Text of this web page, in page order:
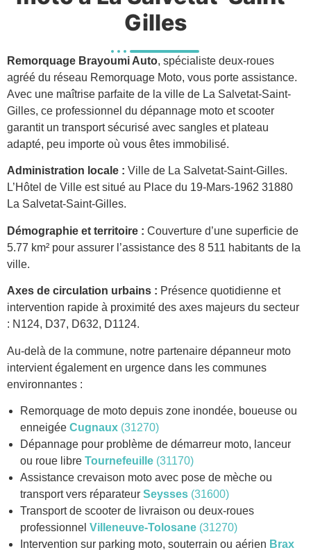
Gilles
Remorquage Brayoumi Auto, spécialiste deux-roues
agréé du réseau Remorquage Moto, vous porte assistance.
Avec une maîtrise parfaite de la ville de La Salvetat-Saint-
Gilles, ce professionnel du dépannage moto et scooter
garantit un transport sécurisé avec sangles et plateau
adapté, peu importe où vous êtes immobilisé.
Administration locale : Ville de La Salvetat-Saint-Gilles.
L’Hôtel de Ville est situé au Place du 19-Mars-1962 31880
La Salvetat-Saint-Gilles.
Démographie et territoire : Couverture d’une superficie de
5.77 km² pour assurer l’assistance des 8 511 habitants de la
ville.
Axes de circulation urbains : Présence quotidienne et
intervention rapide à proximité des axes majeurs du secteur
: N124, D37, D632, D1124.
Au-delà de la commune, notre partenaire dépanneur moto
intervient également en urgence dans les communes
environnantes :
Remorquage de moto depuis zone inondée, boueuse ou
enneigée Cugnaux (31270)
Dépannage pour problème de démarreur moto, lanceur
ou roue libre Tournefeuille (31170)
Assistance crevaison moto avec pose de mèche ou
transport vers réparateur Seysses (31600)
Transport de scooter de livraison ou deux-roues
professionnel Villeneuve-Tolosane (31270)
Intervention sur parking moto, souterrain ou aérien Brax